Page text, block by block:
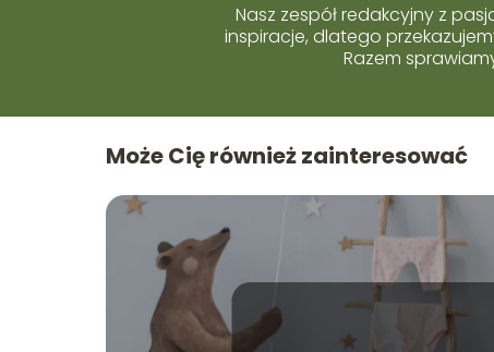
Nasz zespół redakcyjny z
inspiracje, dlatego
Razem
Może Cię również zainteresować